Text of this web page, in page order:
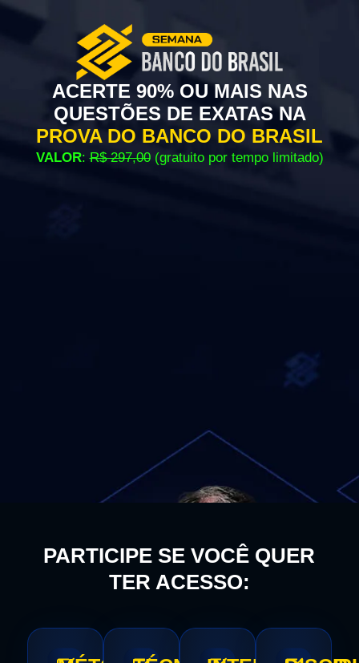
ACERTE 90% OU MAIS NAS
QUESTÕES DE EXATAS NA
PROVA DO BANCO DO BRASIL
VALOR:R$ 297,00(gratuito por tempo limitado)
PARTICIPE SE VOCÊ QUER
TER ACESSO: